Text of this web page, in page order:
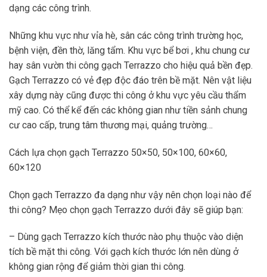
dạng các công trình.
Những khu vực như vỉa hè, sân các công trình trường học,
bệnh viện, đền thờ, lăng tẩm. Khu vực bể bơi , khu chung cư
hay sân vườn thi công gạch Terrazzo cho hiệu quả bền đẹp.
Gạch Terrazzo có vẻ đẹp độc đáo trên bề mặt. Nên vật liệu
xây dựng này cũng được thi công ở khu vực yêu cầu thẩm
mỹ cao. Có thể kể đến các không gian như tiền sảnh chung
cư cao cấp, trung tâm thương mại, quảng trường…
Cách lựa chọn gạch Terrazzo 50×50, 50×100, 60×60,
60×120
Chọn gạch Terrazzo đa dạng như vậy nên chọn loại nào để
thi công? Mẹo chọn gạch Terrazzo dưới đây sẽ giúp bạn:
– Dùng gạch Terrazzo kích thước nào phụ thuộc vào diện
tích bề mặt thi công. Với gạch kích thước lớn nên dùng ở
không gian rộng để giảm thời gian thi công.